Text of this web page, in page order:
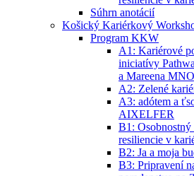
Súhrn anotácií
Košický Kariérkový
Program KKW
A1: Kariérové
iniciatívy
a Mareena
A2: Zelené
A3: adótem a
AIXELFER
B1:
resiliencie v
B2: Ja a moja
B3: Pripravení